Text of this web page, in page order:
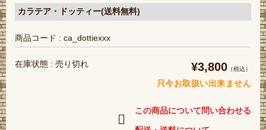
カラテア・ドッティー(送料無料)
商品コード : ca_dottiexxx
在庫状態 : 売り切れ ¥3,800 （税込）
只今お取扱い出来ません
この商品について問い合わせる